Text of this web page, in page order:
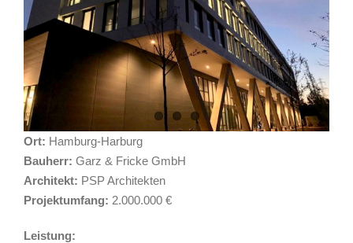
Ort: Hamburg-Harburg
Bauherr: Garz & Fricke GmbH
Architekt: PSP Architekten
Projektumfang: 2.000.000 €
Leistung: